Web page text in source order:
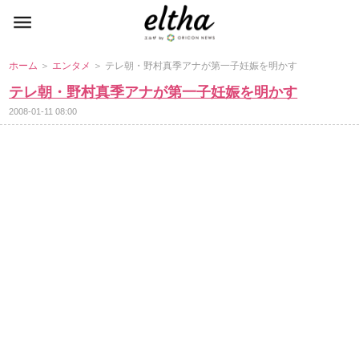
ホーム ＞ エンタメ ＞ テレ朝・野村真季アナが第一子妊娠を明かす
テレ朝・野村真季アナが第一子妊娠を明かす
2008-01-11 08:00